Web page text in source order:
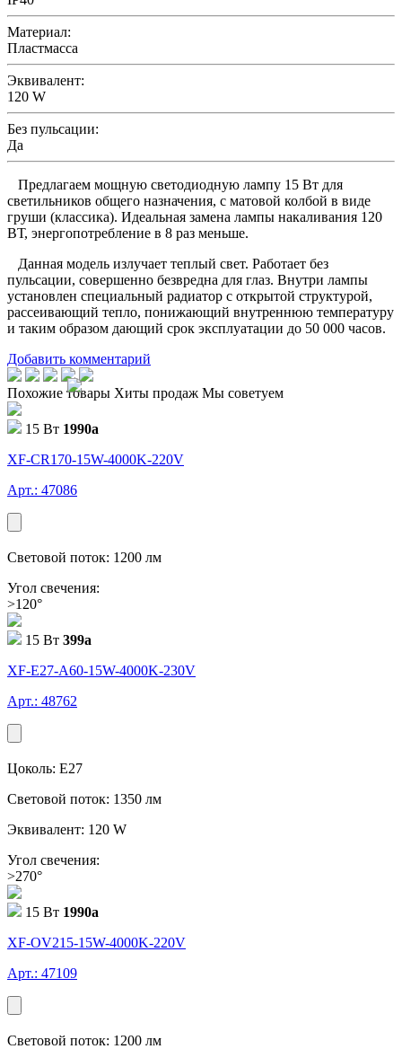
Материал:
Пластмасса
Эквивалент:
120 W
Без пульсации:
Да
Предлагаем мощную светодиодную лампу 15 Вт для
светильников общего назначения, с матовой колбой в виде
груши (классика). Идеальная замена лампы накаливания 120
ВТ, энергопотребление в 8 раз меньше.
Данная модель излучает теплый свет. Работает без
пульсации, совершенно безвредна для глаз. Внутри лампы
установлен специальный радиатор с открытой структурой,
рассеивающий тепло, понижающий внутреннюю температуру
и таким образом дающий срок эксплуатации до 50 000 часов.
Добавить комментарий
Похожие товары Хиты продаж Мы советуем
15 Вт 1990a
XF-CR170-15W-4000K-220V
Арт.: 47086
Световой поток: 1200 лм
Угол свечения:
>120°
15 Вт 399a
XF-E27-A60-15W-4000K-230V
Арт.: 48762
Цоколь: E27
Световой поток: 1350 лм
Эквивалент: 120 W
Угол свечения:
>270°
15 Вт 1990a
XF-OV215-15W-4000K-220V
Арт.: 47109
Световой поток: 1200 лм